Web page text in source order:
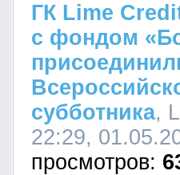
ГК Lime
с фондом
субботника,
22:29,